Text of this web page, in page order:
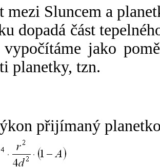
mezi Sluncem a
dopadá část
jako
planetky, tzn.
přijímaný